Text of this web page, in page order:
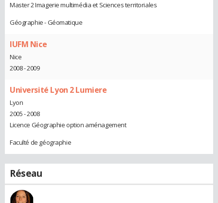
Master 2 Imagerie multimédia et Sciences territoriales
Géographie - Géomatique
IUFM Nice
Nice
2008 - 2009
Université Lyon 2 Lumiere
Lyon
2005 - 2008
Licence Géographie option aménagement
Faculté de géographie
Réseau